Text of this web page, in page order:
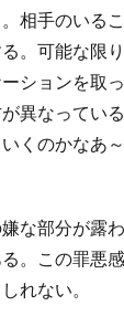
相手のいる
。可能な限
ションを取
異なってい
いくのかな
な部分が露
。この罪悪
れない。